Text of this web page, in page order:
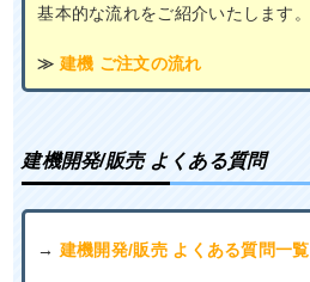
基本的な流れをご紹介いたします。
≫ 建機 ご注文の流れ
建機開発/販売 よくある質問
→ 建機開発/販売 よくある質問一覧